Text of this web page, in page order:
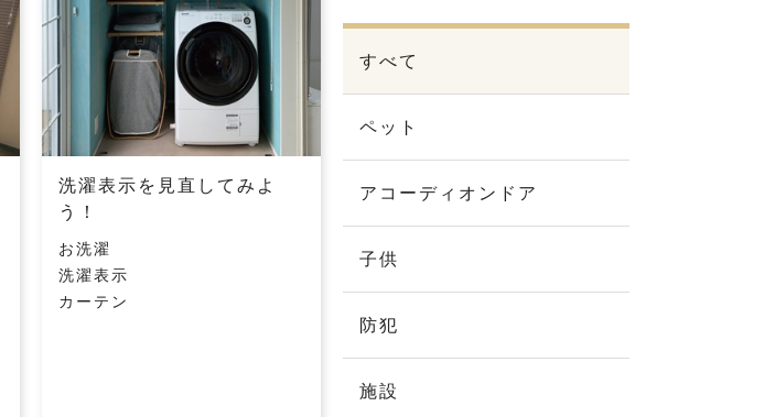
洗濯表示を見直してみよ
う！
お洗濯
洗濯表示
カーテン
すべて
ペット
アコーディオンドア
子供
防犯
施設